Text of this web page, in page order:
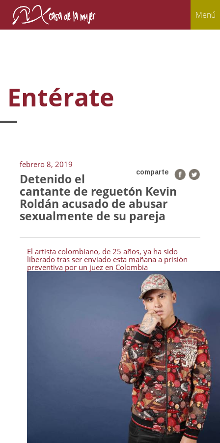
Menú
Entérate
febrero 8, 2019
comparte
Detenido el
cantante de reguetón Kevin
Roldán acusado de abusar
sexualmente de su pareja
El artista colombiano, de 25 años, ya ha sido
liberado tras ser enviado esta mañana a prisión
preventiva por un juez en Colombia